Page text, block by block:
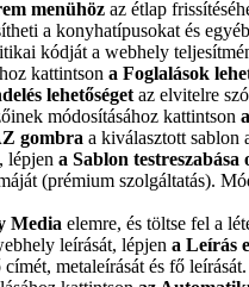
menühöz az étlap
a konyhatípusokat és
kódját a webhely
kattintson a Foglalások
lehetőséget az elvitelre
módosításához kattintson
gombra a kiválasztott sablon
lépjen a Sablon testreszabása
(prémium szolgáltatás).
Media elemre, és töltse fel a
leírását, lépjen a Leírás
metaleírását és fő leírását.